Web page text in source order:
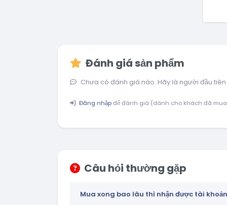
Đánh giá sản phẩm
Chưa có đánh giá nào. Hãy là người đầu
Đăng nhậpđể đánh giá (dành cho khách đã
Câu hỏi thường gặp
Mua xong bao lâu thì nhận được tài